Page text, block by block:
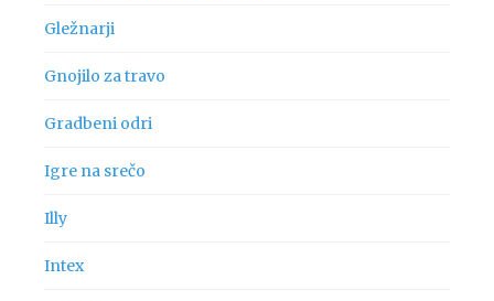
Gležnarji
Gnojilo za travo
Gradbeni odri
Igre na srečo
Illy
Intex